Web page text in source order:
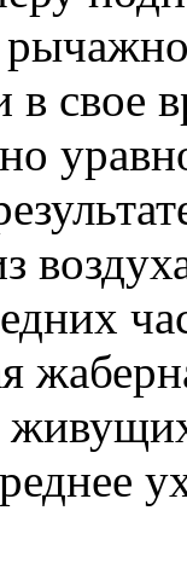
в свое